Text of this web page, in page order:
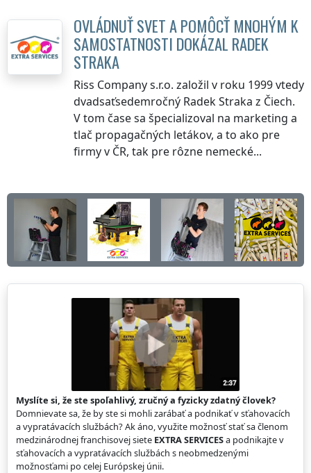
OVLÁDNUŤ SVET A POMÔCŤ MNOHÝM K
SAMOSTATNOSTI DOKÁZAL RADEK
STRAKA
Riss Company s.r.o. založil v roku 1999 vtedy
dvadsaťsedemročný Radek Straka z Čiech.
V tom čase sa špecializoval na marketing a
tlač propagačných letákov, a to ako pre
firmy v ČR, tak pre rôzne nemecké...
Myslíte si, že ste spoľahlivý, zručný a fyzicky zdatný človek?
Domnievate sa, že by ste si mohli zarábať a podnikať v sťahovacích
a vypratávacích službách? Ak áno, využite možnosť stať sa členom
medzinárodnej franchisovej siete EXTRA SERVICESa podnikajte v
sťahovacích a vypratávacích službách s neobmedzenými
možnosťami po celej Európskej únii.